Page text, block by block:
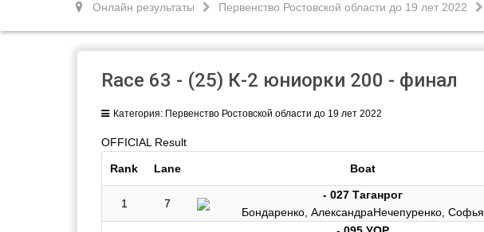
Онлайн результаты Первенство Ростовской области до 19 лет 2022
Race 63 - (25) К-2 юниорки 200 - финал
Категория: Первенство Ростовской области до 19 лет 2022
OFFICIAL Result
Rank Lane Boat
1 7
- 027 Таганрог
Бондаренко, АлександраНечепуренко, Софья